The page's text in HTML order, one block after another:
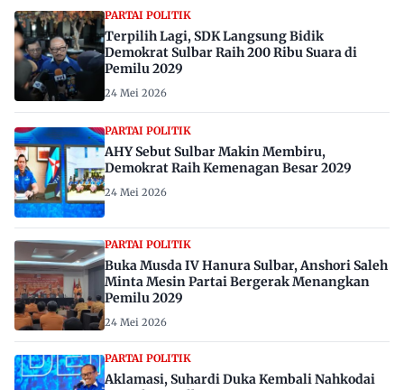
PARTAI POLITIK
Terpilih Lagi, SDK Langsung Bidik
Demokrat Sulbar Raih 200 Ribu Suara di
Pemilu 2029
24 Mei 2026
PARTAI POLITIK
AHY Sebut Sulbar Makin Membiru,
Demokrat Raih Kemenagan Besar 2029
24 Mei 2026
PARTAI POLITIK
Buka Musda IV Hanura Sulbar, Anshori Saleh
Minta Mesin Partai Bergerak Menangkan
Pemilu 2029
24 Mei 2026
PARTAI POLITIK
Aklamasi, Suhardi Duka Kembali Nahkodai